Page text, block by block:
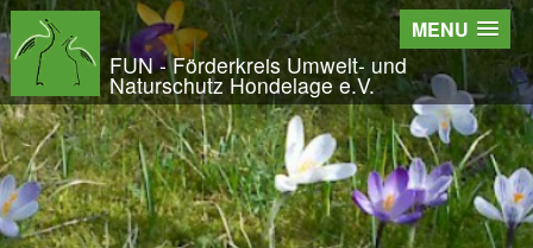
Wir - der FUN
Der Verein
Entstehung und Geschichte
Kontakt
Der Vorstand
Orts- und Arbeitsgruppen
Bundesfreiwilligendienst und Freiwilliges
FUN - Förderkreis Umwelt- und
Naturschutz Hondelage e.V.
MENU